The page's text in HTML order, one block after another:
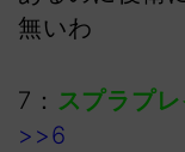
無いわ
7： スプラプ
>>6